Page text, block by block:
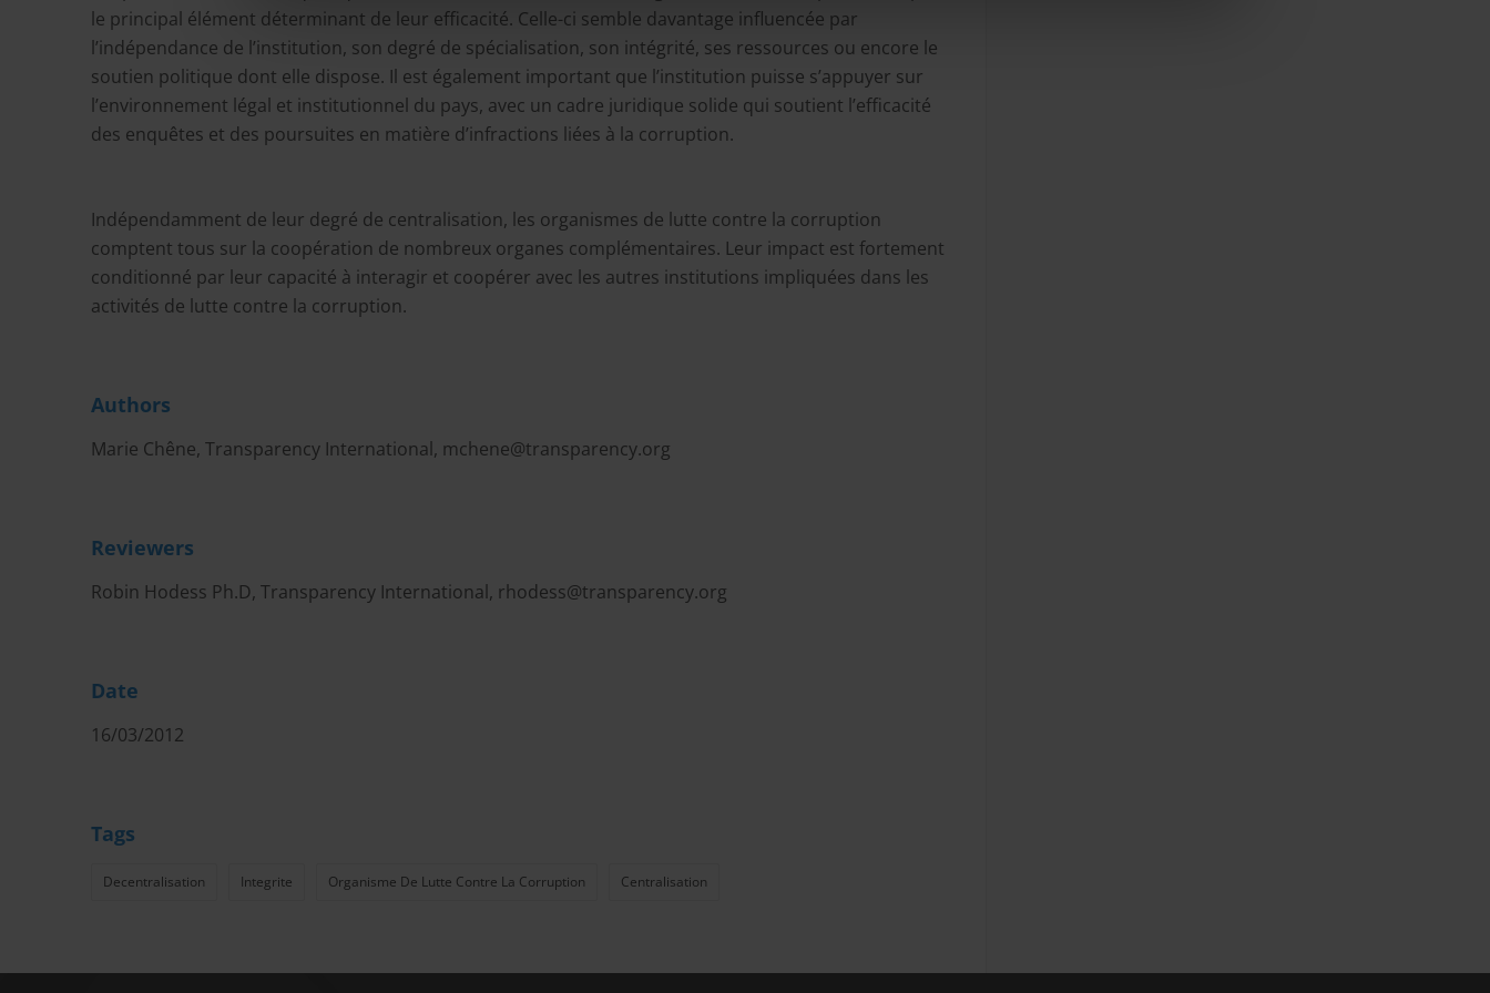
le principal élément déterminant de leur efficacité. Celle-ci semble davantage influencée par
l’indépendance de l’institution, son degré de spécialisation, son intégrité, ses ressources ou encore le
soutien politique dont elle dispose. Il est également important que l’institution puisse s’appuyer sur
l’environnement légal et institutionnel du pays, avec un cadre juridique solide qui soutient l’efficacité
des enquêtes et des poursuites en matière d’infractions liées à la corruption.
Indépendamment de leur degré de centralisation, les organismes de lutte contre la corruption
comptent tous sur la coopération de nombreux organes complémentaires. Leur impact est fortement
conditionné par leur capacité à interagir et coopérer avec les autres institutions impliquées dans les
activités de lutte contre la corruption.
Authors
Marie Chêne, Transparency International, mchene@transparency.org
Reviewers
Robin Hodess Ph.D, Transparency International, rhodess@transparency.org
Date
16/03/2012
Tags
Decentralisation Integrite Organisme De Lutte Contre La Corruption Centralisation